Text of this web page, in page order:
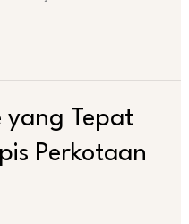
yang Tepat
Perkotaan